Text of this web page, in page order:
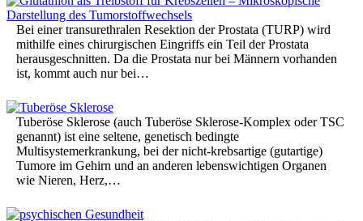
Bei einer transurethralen Resektion der Prostata (TURP) wird
mithilfe eines chirurgischen Eingriffs ein Teil der Prostata
herausgeschnitten. Da die Prostata nur bei Männern vorhanden
ist, kommt auch nur bei…
Tuberöse Sklerose (auch Tuberöse Sklerose-Komplex oder TSC
genannt) ist eine seltene, genetisch bedingte
Multisystemerkrankung, bei der nicht-krebsartige (gutartige)
Tumore im Gehirn und an anderen lebenswichtigen Organen
wie Nieren, Herz,…